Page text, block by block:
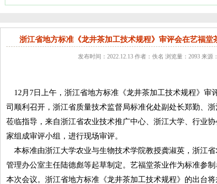
浙江省地方标准《龙井茶加工技术规程》审评会在艺福堂
发布时间：2022.12.13 作者：佚名 浏览量：2093 来源
12月7日上午，浙江省地方标准《龙井茶加工技术规程》审
司顺利召开，浙江省质量技术监督局标准化处副处长郑勤、
莅临指导，来自浙江省农业技术推广中心、浙江大学、行业
家组成审评小组，进行现场审评。
本标准由浙江大学农业与生物技术学院教授龚淑英，浙江
管理办公室主任陆德彪等起草制定。艺福堂茶业作为标准参
本次会议。浙江省地方标准《龙井茶加工技术规程》的出台